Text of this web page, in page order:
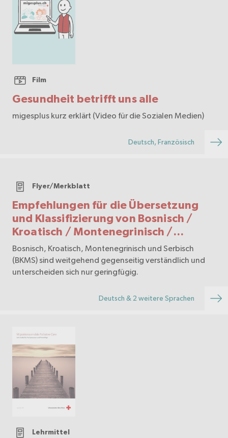
Gesundheit betrifft uns alle
Film
migesplus kurz erklärt (Video für die Sozialen Medien)
Deutsch, Französisch
Empfehlungen für die Übersetzung
und Klassifizierung von Bosnisch /
Kroatisch / Montenegrinisch /
Serbisch
Flyer/Merkblatt
Bosnisch, Kroatisch, Montenegrinisch und Serbisch
(BKMS) sind weitgehend gegenseitig verständlich und
unterscheiden sich nur geringfügig.
Deutsch & 2 weitere Sprachen
Lehrmittel